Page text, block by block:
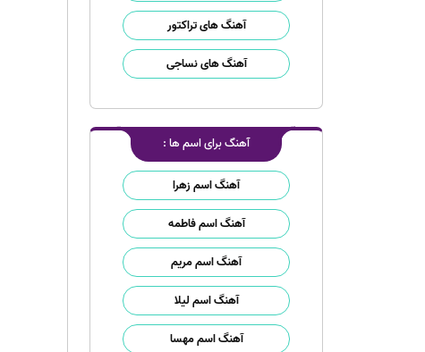
آهنگ های تراکتور
آهنگ های نساجی
آهنگ برای اسم ها :
آهنگ اسم زهرا
آهنگ اسم فاطمه
آهنگ اسم مریم
آهنگ اسم لیلا
آهنگ اسم مهسا